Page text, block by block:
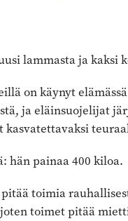
lammasta ja kaksi
on käynyt
ja eläinsuojelijat
kasvatettavaksi
hän painaa 400 kiloa.
toimia
toimet pitää